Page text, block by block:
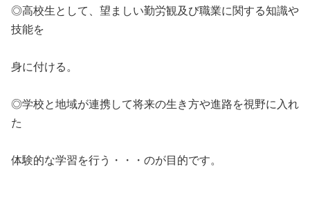
◎高校生として、望ましい勤労観及び職業に関する知識や
技能を
身に付ける。
◎学校と地域が連携して将来の生き方や進路を視野に入れ
た
体験的な学習を行う・・・のが目的です。